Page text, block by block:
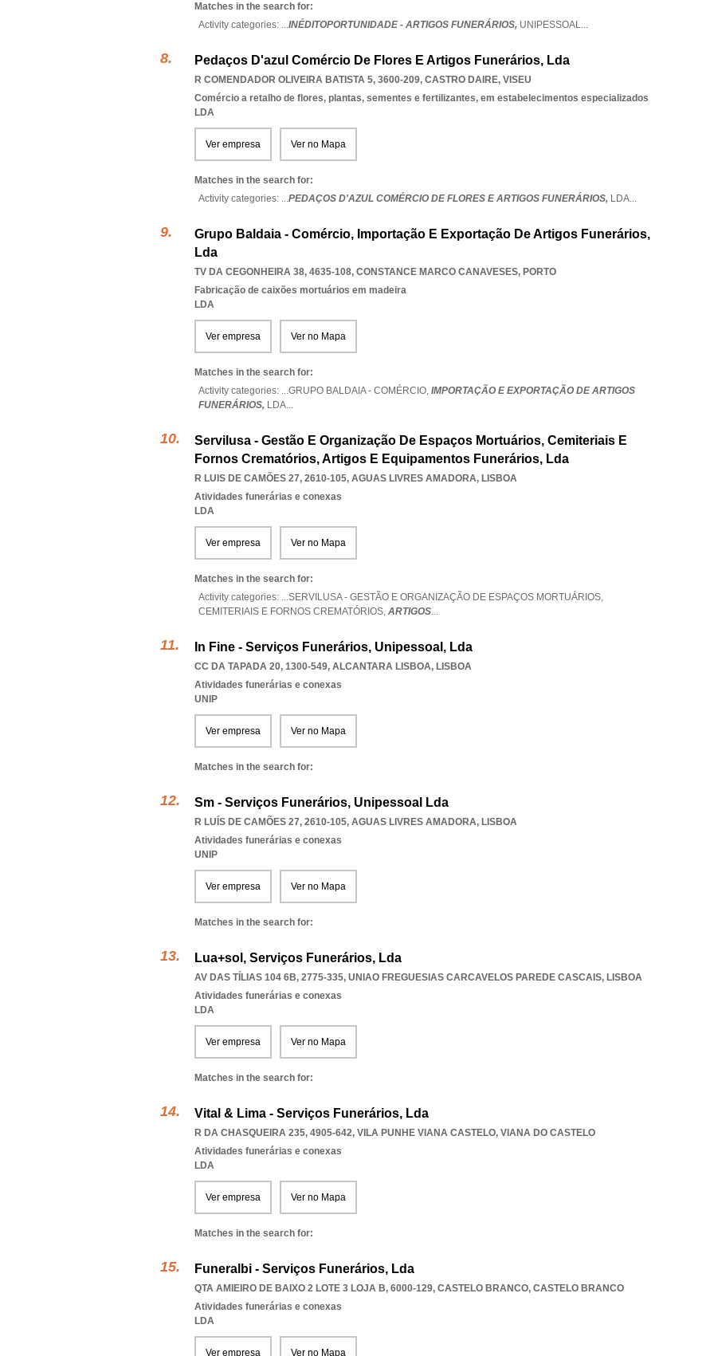
Matches in the search for:
Activity categories: ...INÉDITOPORTUNIDADE - ARTIGOS FUNERÁRIOS, UNIPESSOAL...
Pedaços D'azul Comércio De Flores E Artigos Funerários, Lda
R COMENDADOR OLIVEIRA BATISTA 5, 3600-209, CASTRO DAIRE, VISEU
Comércio a retalho de flores, plantas, sementes e fertilizantes, em estabelecimentos especializados
LDA
Ver empresa Ver no Mapa
Matches in the search for:
Activity categories: ...PEDAÇOS D'AZUL COMÉRCIO DE FLORES E ARTIGOS FUNERÁRIOS, LDA...
Grupo Baldaia - Comércio, Importação E Exportação De Artigos Funerários,
Lda
TV DA CEGONHEIRA 38, 4635-108, CONSTANCE MARCO CANAVESES, PORTO
Fabricação de caixões mortuários em madeira
LDA
Ver empresa Ver no Mapa
Matches in the search for:
Activity categories: ...GRUPO BALDAIA - COMÉRCIO, IMPORTAÇÃO E EXPORTAÇÃO DE ARTIGOS
FUNERÁRIOS, LDA...
Servilusa - Gestão E Organização De Espaços Mortuários, Cemiteriais E
Fornos Crematórios, Artigos E Equipamentos Funerários, Lda
R LUIS DE CAMÕES 27, 2610-105, AGUAS LIVRES AMADORA, LISBOA
Atividades funerárias e conexas
LDA
Ver empresa Ver no Mapa
Matches in the search for:
Activity categories: ...SERVILUSA - GESTÃO E ORGANIZAÇÃO DE ESPAÇOS MORTUÁRIOS,
CEMITERIAIS E FORNOS CREMATÓRIOS, ARTIGOS...
In Fine - Serviços Funerários, Unipessoal, Lda
CC DA TAPADA 20, 1300-549, ALCANTARA LISBOA, LISBOA
Atividades funerárias e conexas
UNIP
Ver empresa Ver no Mapa
Matches in the search for:
Sm - Serviços Funerários, Unipessoal Lda
R LUÍS DE CAMÕES 27, 2610-105, AGUAS LIVRES AMADORA, LISBOA
Atividades funerárias e conexas
UNIP
Ver empresa Ver no Mapa
Matches in the search for:
Lua+sol, Serviços Funerários, Lda
AV DAS TÍLIAS 104 6B, 2775-335, UNIAO FREGUESIAS CARCAVELOS PAREDE CASCAIS, LISBOA
Atividades funerárias e conexas
LDA
Ver empresa Ver no Mapa
Matches in the search for:
Vital & Lima - Serviços Funerários, Lda
R DA CHASQUEIRA 235, 4905-642, VILA PUNHE VIANA CASTELO, VIANA DO CASTELO
Atividades funerárias e conexas
LDA
Ver empresa Ver no Mapa
Matches in the search for:
Funeralbi - Serviços Funerários, Lda
QTA AMIEIRO DE BAIXO 2 LOTE 3 LOJA B, 6000-129, CASTELO BRANCO, CASTELO BRANCO
Atividades funerárias e conexas
LDA
Ver empresa Ver no Mapa